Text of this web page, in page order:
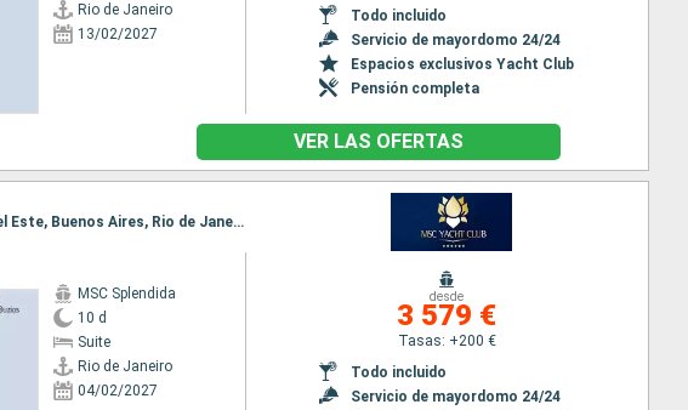
Rio de Janeiro
13/02/2027
Todo incluido
Servicio de mayordomo 24/24
Espacios exclusivos Yacht Club
Pensión completa
VER LAS OFERTAS
Itinerario : Rio de Janeiro, Armacao dos Buzios, Ilhabella, Camboriú, Punta del Este, Buenos Aires, Rio de Janeiro
MSC Splendida
10 d
Suite
Rio de Janeiro
04/02/2027
desde
3 579 €
Tasas: +200 €
Todo incluido
Servicio de mayordomo 24/24